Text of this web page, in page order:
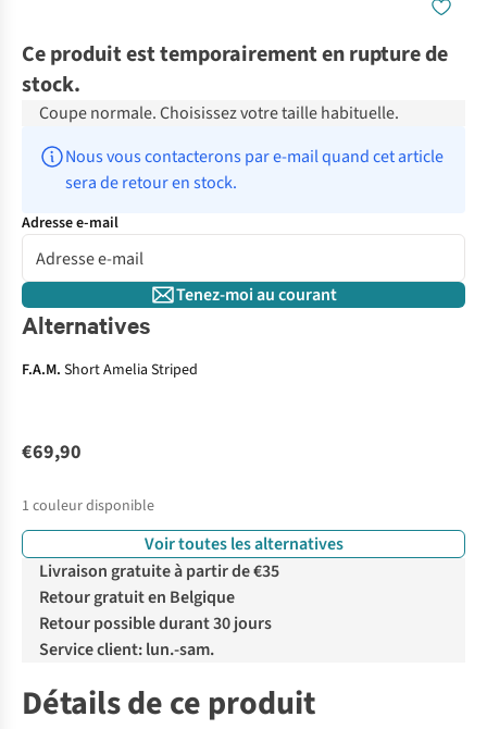
Ce produit est temporairement en rupture de
stock.
Coupe normale. Choisissez votre taille habituelle.
Nous vous contacterons par e-mail quand cet article
sera de retour en stock.
Adresse e-mail
Tenez-moi au courant
Alternatives
F.A.M. Short Amelia Striped
€69,90
1 couleur disponible
Voir toutes les alternatives
Livraison gratuite à partir de €35
Retour gratuit en Belgique
Retour possible durant 30 jours
Service client: lun.-sam.
Détails de ce produit